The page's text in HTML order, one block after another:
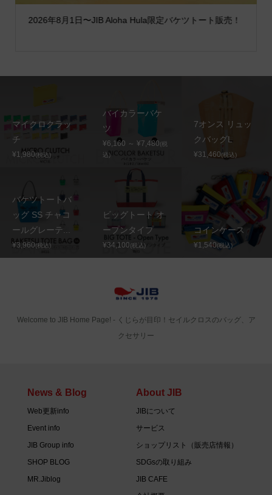
2026年8月1日〜JIB Aloha Hula限定バケツトート販売！
マイクロクラッ
チ
¥1,980(税込)
バイカラーバケ
ツ
¥6,160 ～ ¥7,480(税
込)
7オンス リュッ
クバッグL
¥31,460(税込)
バケツトートバ
ッグ SS チャコ
ールグレーテ...
¥3,960(税込)
ビッグトート オ
ープンタイプ
¥34,100(税込)
コインケース
¥1,540(税込)
Welcome to JIB Home Page! ‐ くじらが目印！セイルクロスのバッグ、ア
クセサリー
News & Blog
Web更新info
Event info
JIB Group info
SHOP BLOG
MR.Jiblog
About JIB
JIBについて
サービス
ショップリスト（販売店情報）
SDGsの取り組み
JIB CAFE